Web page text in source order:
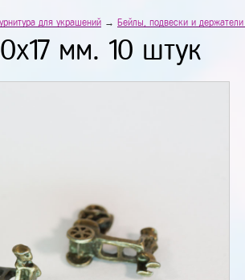
для украшений → Бейлы, подвески и держатели
мм. 10 штук